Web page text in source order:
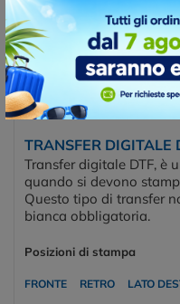
desiderata. Questa
personalizzare
prodotti.
Posizioni di stampa
FRONTE RETRO
TRANSFER DIGITALE
Transfer digitale DTF, è
quando si devono
Questo tipo di transfer
bianca obbligatoria.
Posizioni di stampa
FRONTE RETRO LATO